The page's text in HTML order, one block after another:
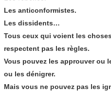
Les anticonformistes.
Les dissidents…
Tous ceux qui voient les
respectent pas les règles.
Vous pouvez les approuver ou
ou les dénigrer.
Mais vous ne pouvez pas les